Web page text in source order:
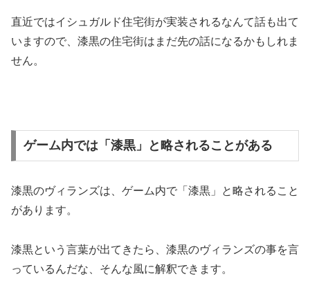
直近ではイシュガルド住宅街が実装されるなんて話も出て
いますので、漆黒の住宅街はまだ先の話になるかもしれま
せん。
ゲーム内では「漆黒」と略されることがある
漆黒のヴィランズは、ゲーム内で「漆黒」と略されること
があります。
漆黒という言葉が出てきたら、漆黒のヴィランズの事を言
っているんだな、そんな風に解釈できます。